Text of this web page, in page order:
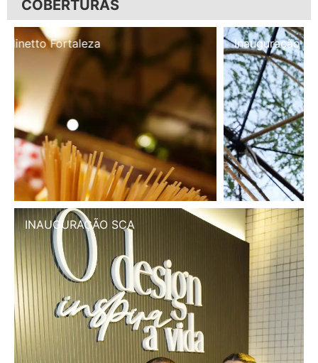
COBERTURAS
Inauguração Illa Café
INAUGURAÇÃO SCA